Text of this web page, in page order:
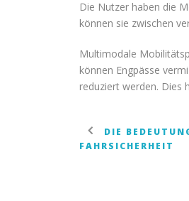
Die Nutzer haben die
können sie zwischen
Multimodale
können Engpässe
reduziert werden. Dies
DIE
FAHRSICHERHEIT